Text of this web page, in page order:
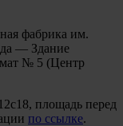
фабрика им.
— Здание
№ 5 (Центр
площадь перед
по ссылке.